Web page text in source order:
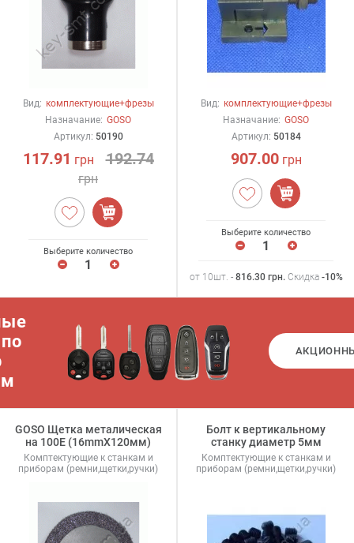
Вид: комплектующие+фрезы
Назначание: GOSO
Артикул: 50190
117.91 грн 192.74
грн
Выберите количество
Вид: комплектующие+фрезы
Назначание: GOSO
Артикул: 50184
907.00грн
Выберите количество
от 10шт. - 816.30грн. Скидка -10%
GOSO Щетка металическая
на 100Е (16mmX120мм)
Комптектующие к станкам и
приборам (ремни,щетки,ручки)
Болт к вертикальному
станку диаметр 5мм
Комптектующие к станкам и
приборам (ремни,щетки,ручки)